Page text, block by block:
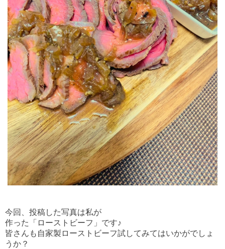
今回、投稿した写真は私が
作った「ローストビーフ」です♪
皆さんも自家製ローストビーフ試してみてはいかがでしょ
うか？